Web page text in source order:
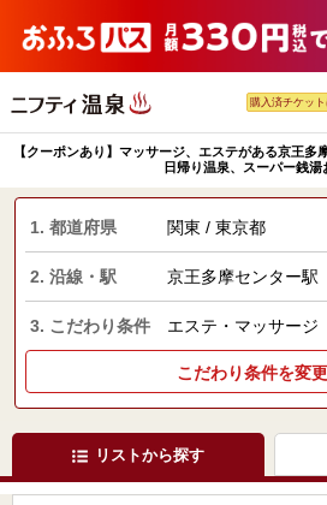
購入済チケッ
【クーポンあり】マッサージ、エステがある京王多
日帰り温泉、スーパー銭湯
1. 都道府県 関東 / 東京都
2. 沿線・駅 京王多摩センター駅
3. こだわり条件 エステ・マッサージ
こだわり条件を変
リストから探す